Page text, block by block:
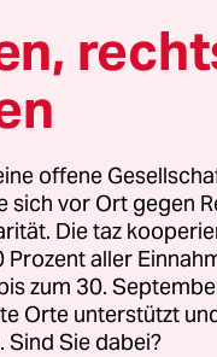
haben
Das geht
Sinzheim bei
Familie mit zwei
allein und hat
gekündigt.
offene
sich vor Ort gegen
Die taz
Prozent aller
zum 30.
Orte unterstützt
Sind Sie dabei?